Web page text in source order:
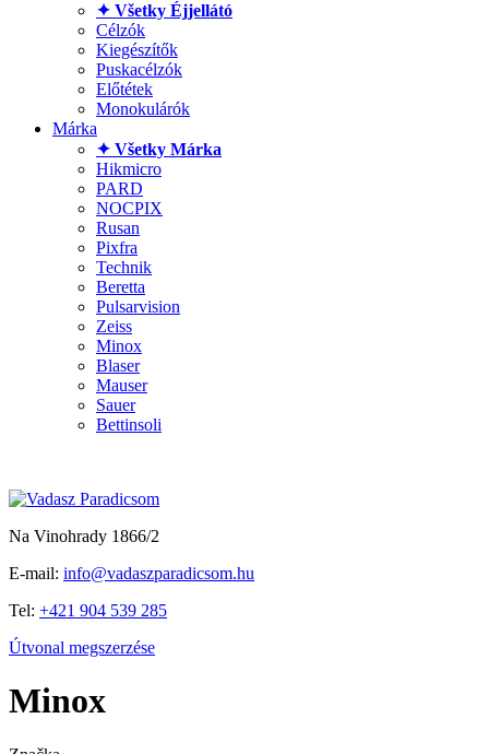
✦ Všetky Éjjellátó
Célzók
Kiegészítők
Puskacélzók
Előtétek
Monokulárók
Márka
✦ Všetky Márka
Hikmicro
PARD
NOCPIX
Rusan
Pixfra
Technik
Beretta
Pulsarvision
Zeiss
Minox
Blaser
Mauser
Sauer
Bettinsoli
Na Vinohrady 1866/2
E-mail: info@vadaszparadicsom.hu
Tel: +421 904 539 285
Útvonal megszerzése
Minox